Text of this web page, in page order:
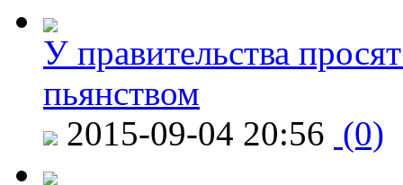
У правительства
пьянством
2015-09-04 20:56 (0)